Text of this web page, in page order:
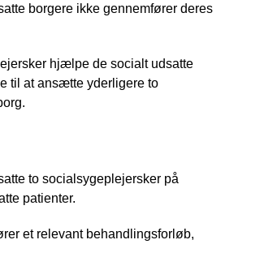
borgere ikke gennemfører deres
hjælpe de socialt udsatte
til at ansætte yderligere to
to socialsygeplejersker på
patienter.
et relevant behandlingsforløb,